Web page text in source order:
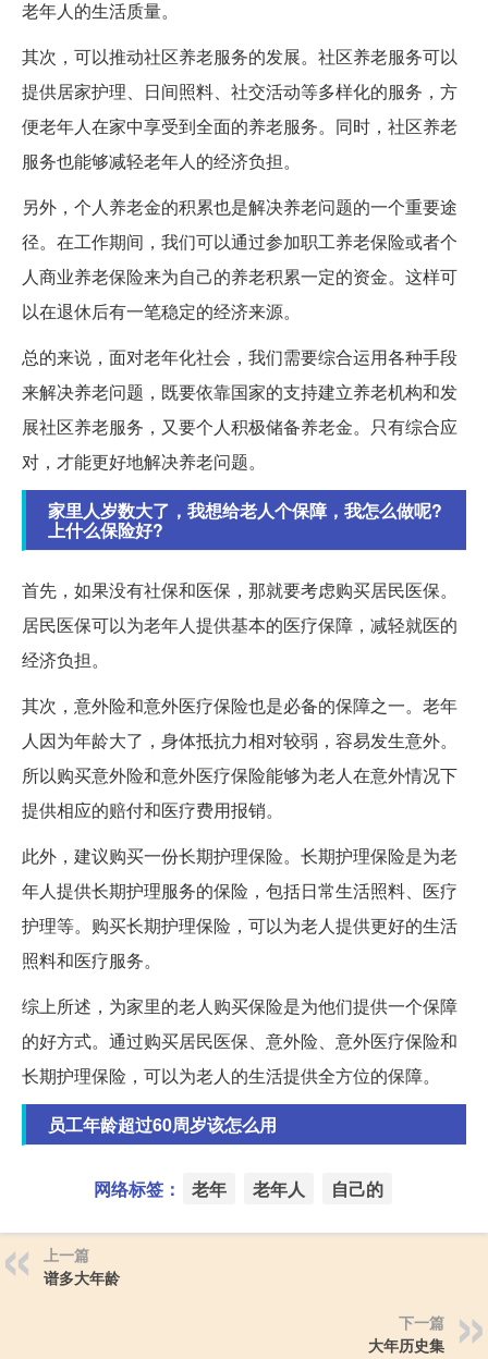
老年人的生活质量。
其次，可以推动社区养老服务的发展。社区养老服务可以
提供居家护理、日间照料、社交活动等多样化的服务，方
便老年人在家中享受到全面的养老服务。同时，社区养老
服务也能够减轻老年人的经济负担。
另外，个人养老金的积累也是解决养老问题的一个重要途
径。在工作期间，我们可以通过参加职工养老保险或者个
人商业养老保险来为自己的养老积累一定的资金。这样可
以在退休后有一笔稳定的经济来源。
总的来说，面对老年化社会，我们需要综合运用各种手段
来解决养老问题，既要依靠国家的支持建立养老机构和发
展社区养老服务，又要个人积极储备养老金。只有综合应
对，才能更好地解决养老问题。
家里人岁数大了，我想给老人个保障，我怎么做呢?
上什么保险好?
首先，如果没有社保和医保，那就要考虑购买居民医保。
居民医保可以为老年人提供基本的医疗保障，减轻就医的
经济负担。
其次，意外险和意外医疗保险也是必备的保障之一。老年
人因为年龄大了，身体抵抗力相对较弱，容易发生意外。
所以购买意外险和意外医疗保险能够为老人在意外情况下
提供相应的赔付和医疗费用报销。
此外，建议购买一份长期护理保险。长期护理保险是为老
年人提供长期护理服务的保险，包括日常生活照料、医疗
护理等。购买长期护理保险，可以为老人提供更好的生活
照料和医疗服务。
综上所述，为家里的老人购买保险是为他们提供一个保障
的好方式。通过购买居民医保、意外险、意外医疗保险和
长期护理保险，可以为老人的生活提供全方位的保障。
员工年龄超过60周岁该怎么用
网络标签： 老年 老年人 自己的
上一篇
谱多大年龄
下一篇
大年历史集